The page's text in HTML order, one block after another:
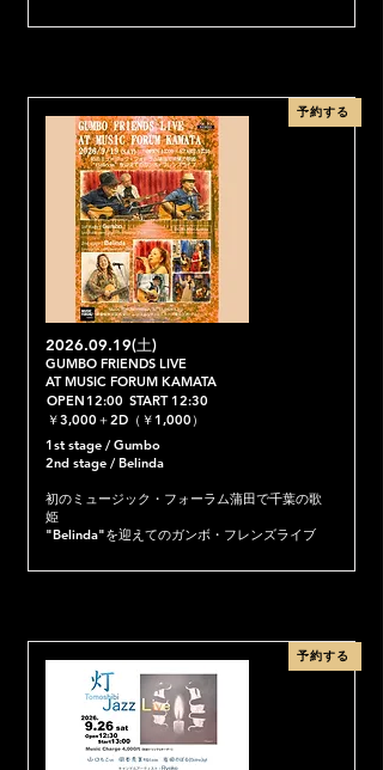
予約する
2026.09.19(土)
GUMBO FRIENDS LIVE
AT MUSIC FORUM KAMATA
OPEN 12:00 START 12:30
￥3,000＋2D（￥1,000）
1st stage / Gumbo
2nd stage / Belinda
初のミュージック・フォーラム蒲田で千葉の歌
姫
"Belinda"を迎えてのガンボ・フレンズライブ
予約する